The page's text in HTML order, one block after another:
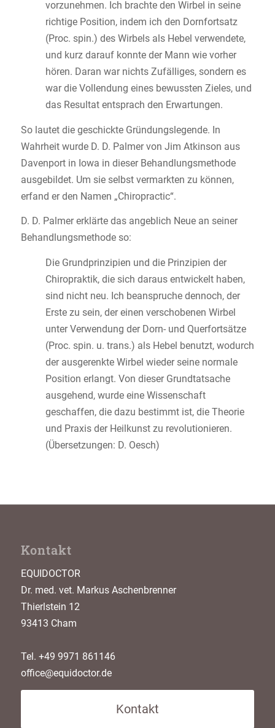
vorzunehmen. Ich brachte den Wirbel in seine
richtige Position, indem ich den Dornfortsatz
(Proc. spin.) des Wirbels als Hebel verwendete,
und kurz darauf konnte der Mann wie vorher
hören. Daran war nichts Zufälliges, sondern es
war die Vollendung eines bewussten Zieles, und
das Resultat entsprach den Erwartungen.
So lautet die geschickte Gründungslegende. In
Wahrheit wurde D. D. Palmer von Jim Atkinson aus
Davenport in Iowa in dieser Behandlungsmethode
ausgebildet. Um sie selbst vermarkten zu können,
erfand er den Namen „Chiropractic“.
D. D. Palmer erklärte das angeblich Neue an seiner
Behandlungsmethode so:
Die Grundprinzipien und die Prinzipien der
Chiropraktik, die sich daraus entwickelt haben,
sind nicht neu. Ich beanspruche dennoch, der
Erste zu sein, der einen verschobenen Wirbel
unter Verwendung der Dorn- und Querfortsätze
(Proc. spin. u. trans.) als Hebel benutzt, wodurch
der ausgerenkte Wirbel wieder seine normale
Position erlangt. Von dieser Grundtatsache
ausgehend, wurde eine Wissenschaft
geschaffen, die dazu bestimmt ist, die Theorie
und Praxis der Heilkunst zu revolutionieren.
(Übersetzungen: D. Oesch)
Kontakt
EQUIDOCTOR
Dr. med. vet. Markus Aschenbrenner
Thierlstein 12
93413 Cham
Tel. +49 9971 861146
office@equidoctor.de
Kontakt